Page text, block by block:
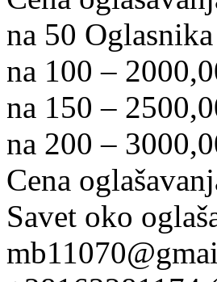
na 50
na 100 –
na 150 –
na 200 –
Cena
Savet oko